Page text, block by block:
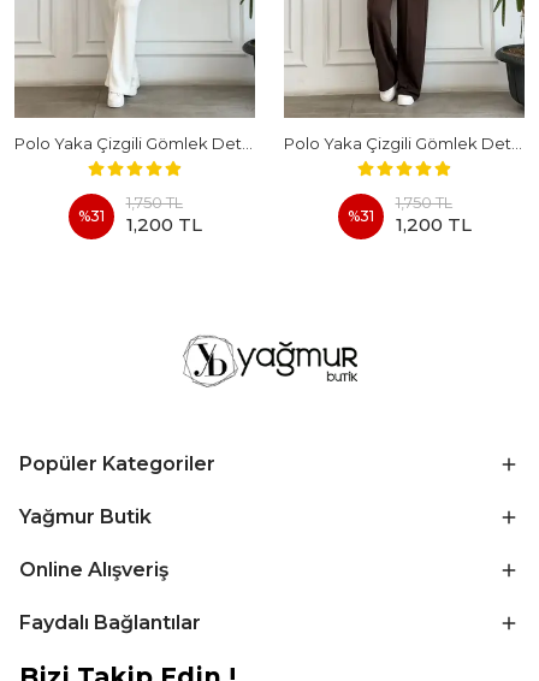
%31
1,750 TL
1,200 TL %31
1,750 TL
1,200 TL
Popüler Kategoriler
Yağmur Butik
Online Alışveriş
Faydalı Bağlantılar